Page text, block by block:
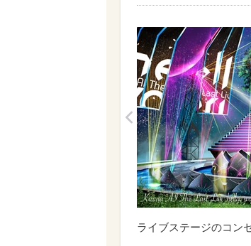
ライブステージのコン